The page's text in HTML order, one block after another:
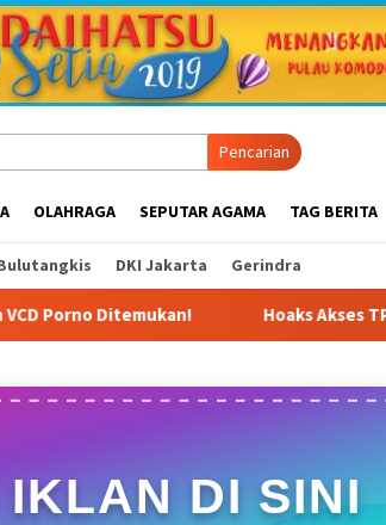
Pencarian
OLAHRAGA SEPUTAR AGAMA TAG BERITA
DKI Jakarta Gerindra
Hoaks Akses TPA Cipayung Ditutup
DI SINI